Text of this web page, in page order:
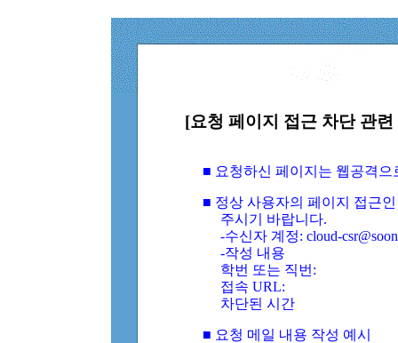
[요청 페이지 접근 차단 관
■ 요청하신 페이지는 웹공격
■ 정상 사용자의 페이지 접근
주시기 바랍니다.
-수신자 계정: cloud-
-작성 내용
학번 또는 직번:
접속 URL:
차단된 시간
■ 요청 메일 내용 작성 예시